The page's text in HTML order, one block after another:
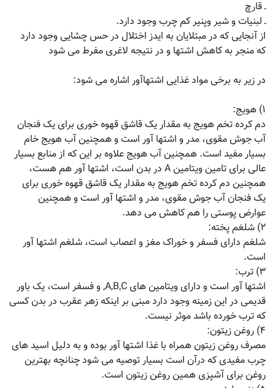
ـ قارچ
ـ لبنیات و شیر وپنیر کم چرب وجود دارد.
از آنجایی که در مبتلایان به ایدز اختلال در حس چشایی وجود دارد
که منجر به کاهش اشتها و در نتیجه لاغری مفرط می شود
در زیر به برخی مواد غذایی اشتهاآور اشاره می شود:
۱) هویج:
دم کرده تخم هویج به مقدار یک قاشق قهوه خوری برای یک فنجان
آب جوش مقوی، مدر و اشتها آور است و همچنین آب هویج خام
بسیار مفید است. همچنین آب هویج علاوه بر این که از منابع بسیار
عالی برای تامین ویتامین A در بدن است، اشتها آور هم هست،
همچنین دم کرده تخم هویج به مقدار یک قاشق قهوه خوری برای
یک فنجان آب جوش مقوی، مدر و اشتها آور است و همچنین
عوارض پوستی را هم کاهش می دهد.
۲) شلغم پخته:
شلغم دارای فسفر و خوراک مغز و اعصاب است، شلغم اشتها آور
است.
۳) ترب:
اشتها آور است و دارای ویتامین های A,B,C, و فسفر است، یک باور
قدیمی در این زمینه وجود دارد مبنی بر اینکه زهر عقرب در بدن کسی
که ترب خورده باشد موثر نیست.
۴) روغن زیتون:
مصرف روغن زیتون همراه با غذا اشتها آور بوده و به دلیل اسید های
چرب مفیدی که درآن است بسیار توصیه می شود چنانچه بهترین
روغن برای آشپزی همین روغن زیتون است.